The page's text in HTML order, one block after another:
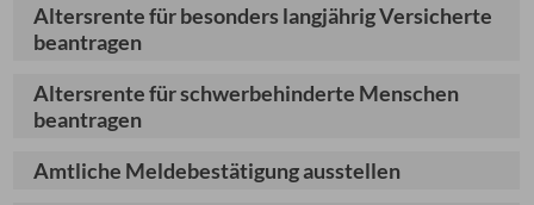
Altersrente für besonders langjährig Versicherte
beantragen
Altersrente für schwerbehinderte Menschen
beantragen
Amtliche Meldebestätigung ausstellen